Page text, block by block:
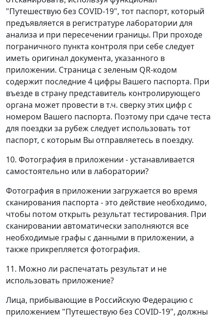
"Путешествую без COVID-19", тот паспорт, который
предъявляется в регистратуре лаборатории для
анализа и при пересечении границы. При проходе
пограничного пункта контроля при себе следует
иметь оригинал документа, указанного в
приложении. Страница с зеленым QR-кодом
содержит последние 4 цифры Вашего паспорта. При
въезде в страну представитель контролирующего
органа может провести в т.ч. сверку этих цифр с
номером Вашего паспорта. Поэтому при сдаче теста
для поездки за рубеж следует использовать тот
паспорт, с которым Вы отправляетесь в поездку.
10. Фотография в приложении - устанавливается
самостоятельно или в лаборатории?
Фотография в приложении загружается во время
сканирования паспорта - это действие необходимо,
чтобы потом открыть результат тестирования. При
сканировании автоматически заполняются все
необходимые графы с данными в приложении, а
также прикрепляется фотография.
11. Можно ли распечатать результат и не
использовать приложение?
Лица, прибывающие в Российскую Федерацию с
приложением "Путешествую без COVID-19", должны